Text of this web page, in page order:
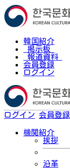
韓国紹介
掲示板
報道資料
会員登録
ログイン
ログイン 会員登録
機関紹介
挨拶
沿革